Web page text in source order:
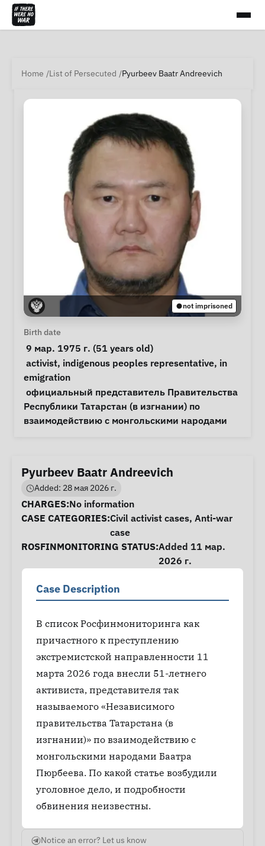
Home List of Persecuted Pyurbeev Baatr Andreevich
not imprisoned
Personal Information
Birth date
9 мар. 1975 г. (51 years old)
Special circumstances
activist, indigenous peoples representative, in
emigration
Notes
Республики Татарстан (в изгнании) по
взаимодействию с монгольскими народами
Pyurbeev Baatr Andreevich
Added: 28 мая 2026 г.
Case Information
CHARGES:No information
CASE CATEGORIES:Civil activist cases, Anti-war
case
ROSFINMONITORING STATUS:Added 11 мар.
2026 г.
Case Description
В список Росфинмониторинга как
причастного к преступлению
экстремистской направленности 11
марта 2026 года внесли 51-летнего
активиста, представителя так
называемого «Независимого
правительства Татарстана (в
изгнании)» по взаимодействию с
монгольскими народами Баатра
Пюрбеева. По какой статье возбудили
уголовное дело, и подробности
обвинения неизвестны.
Notice an error? Let us know